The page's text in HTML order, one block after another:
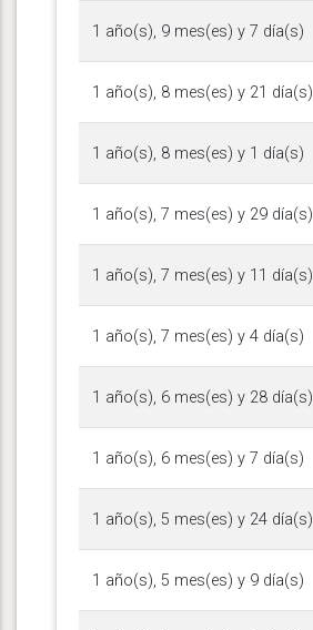
1 año(s), 9 mes(es) y 7 día(s)
1 año(s), 8 mes(es) y 21 día(s)
1 año(s), 8 mes(es) y 1 día(s)
1 año(s), 7 mes(es) y 29 día(s)
1 año(s), 7 mes(es) y 11 día(s)
1 año(s), 7 mes(es) y 4 día(s)
1 año(s), 6 mes(es) y 28 día(s)
1 año(s), 6 mes(es) y 7 día(s)
1 año(s), 5 mes(es) y 24 día(s)
1 año(s), 5 mes(es) y 9 día(s)